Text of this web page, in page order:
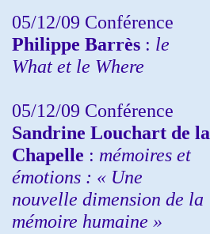
05/12/09 Conférence
Philippe Barrès : le
What et le Where
05/12/09 Conférence
Sandrine Louchart de la
Chapelle : mémoires et
émotions : « Une
nouvelle dimension de la
mémoire humaine »